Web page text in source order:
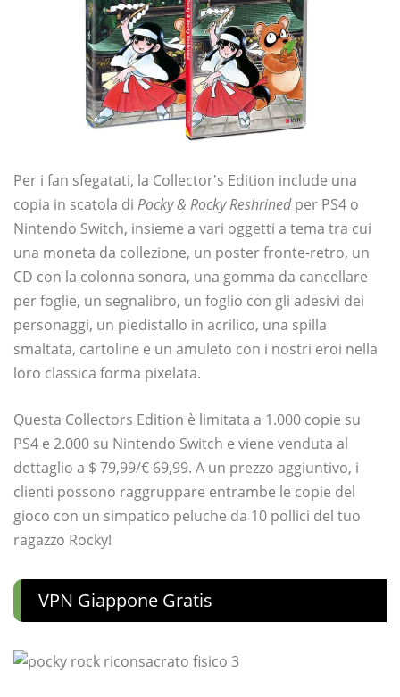
Per i fan sfegatati, la Collector's Edition include una
copia in scatola di Pocky & Rocky Reshrinedper PS4 o
Nintendo Switch, insieme a vari oggetti a tema tra cui
una moneta da collezione, un poster fronte-retro, un
CD con la colonna sonora, una gomma da cancellare
per foglie, un segnalibro, un foglio con gli adesivi dei
personaggi, un piedistallo in acrilico, una spilla
smaltata, cartoline e un amuleto con i nostri eroi nella
loro classica forma pixelata.
Questa Collectors Edition è limitata a 1.000 copie su
PS4 e 2.000 su Nintendo Switch e viene venduta al
dettaglio a $ 79,99/€ 69,99. A un prezzo aggiuntivo, i
clienti possono raggruppare entrambe le copie del
gioco con un simpatico peluche da 10 pollici del tuo
ragazzo Rocky!
VPN Giappone Gratis